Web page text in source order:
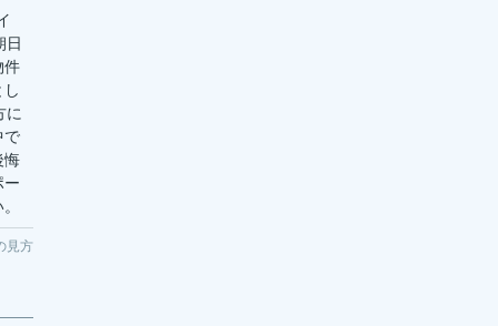
日
件
に
で
悔
ー
見方